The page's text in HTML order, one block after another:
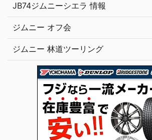
JB74ジムニーシエラ 情報
ジムニー オフ会
ジムニー 林道ツーリング